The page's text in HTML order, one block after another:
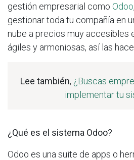
gestión empresarial como Odoo
gestionar toda tu compañía en
nube a precios muy accesibles
ágiles y armoniosas, así las
Lee también, ¿Buscas
implementar tu
¿Qué es el sistema Odoo?
Odoo es una suite de apps o